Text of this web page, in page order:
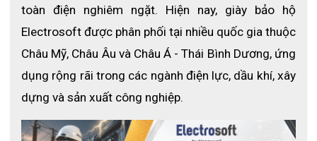
Thuộc phân khúc Class 00 tuân thủ các thông số kỹ
thuật của tiêu chuẩn Châu Âu EN 60903: 2003 và
IEC 60903: 2002.
Ngoài khả năng chống rủi ro về điện, người ta còn
chú trọng an toàn cho người lao động về các
phương diện bảo hộ khác như khả năng chống chịu
Không giống như các dòng cách điện Latex khác,
toàn điện nghiêm ngặt. Hiện nay, giày bảo hộ
Electrosoft được phân phối tại nhiều quốc gia thuộc
Châu Mỹ, Châu Âu và Châu Á - Thái Bình Dương, ứng
dụng rộng rãi trong các ngành điện lực, dầu khí, xây
dựng và sản xuất công nghiệp.